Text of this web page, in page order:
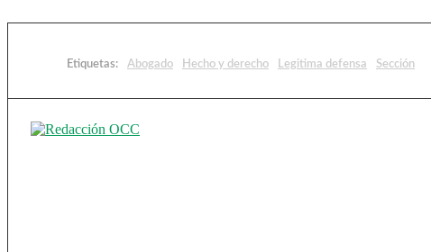
Etiquetas: Abogado Hecho y derecho Legitima defensa Sección